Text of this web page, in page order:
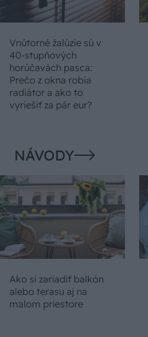
Vnútorné žalúzie sú v
40-stupňových
horúčavách pasca:
Prečo z okna robia
radiátor a ako to
vyriešiť za pár eur?
NÁVODY
Ako si zariadiť balkón
alebo terasu aj na
malom priestore